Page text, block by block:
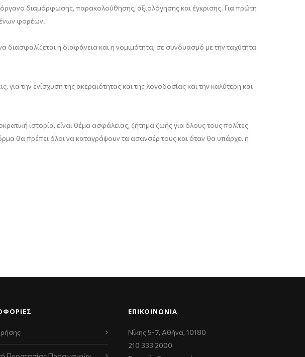
διαμόρφωσης, παρακολούθησης, αξιολόγησης και έγκρισης. Για πρώτη
φορέων.
διασφαλίζεται η διαφάνεια και η νομιμότητα, σε συνδυασμό με την ταχύτητα
την ενίσχυση της ακεραιότητας και της λογοδοσίας και την καλύτερη και
ιστορία, είναι θέμα ασφάλειας, ζήτημα ζωής για όλους τους πολίτες
θα πρέπει όλοι να καταγράψουν τα ασανσέρ τους και όταν θα υπάρχει η
ΕΠΙΚΟΙΝΩΝΊΑ
Νίκης 5-7, Αθήνα, 10180
210 333 2000